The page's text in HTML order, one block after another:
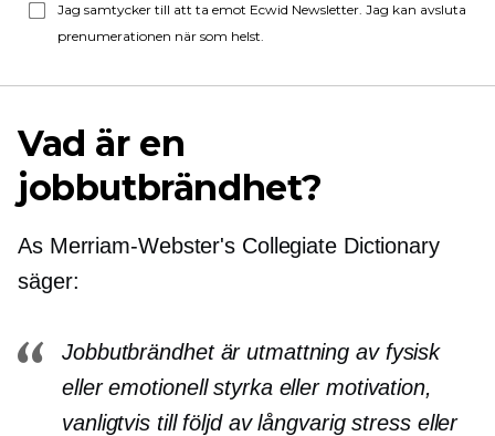
Jag samtycker till att ta emot Ecwid Newsletter. Jag kan avsluta
prenumerationen när som helst.
Vad är en
jobbutbrändhet?
As Merriam-Webster's Collegiate Dictionary
säger:
Jobbutbrändhet är utmattning av fysisk
eller emotionell styrka eller motivation,
vanligtvis till följd av långvarig stress eller